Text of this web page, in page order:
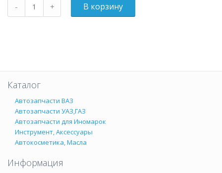
Каталог
Автозапчасти ВАЗ
Автозапчасти УАЗ,ГАЗ
Автозапчасти для Иномарок
Инструмент, Аксессуары
Автокосметика, Масла
Информация